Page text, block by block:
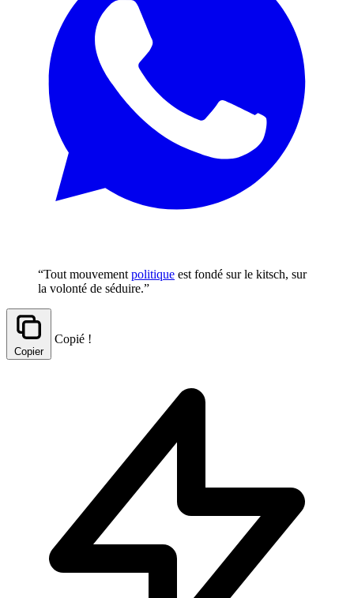
“Tout mouvement politique est fondé sur le kitsch, sur
la volonté de séduire.”
Copier
Copié !